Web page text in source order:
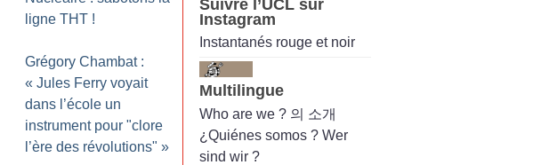
ligne THT !
Grégory Chambat :
« Jules Ferry voyait
dans l’école un
instrument pour "clore
l’ère des révolutions" »
Suivre l’UCL sur
Instagram
Instantanés rouge et noir
Multilingue
Who are we ? 의 소개
¿Quiénes somos ? Wer
sind wir ?